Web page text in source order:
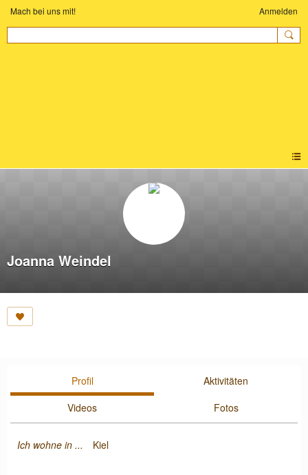
Mach bei uns mit! Anmelden
Joanna Weindel
Profil
Aktivitäten
Videos
Fotos
Ich wohne in ... Kiel